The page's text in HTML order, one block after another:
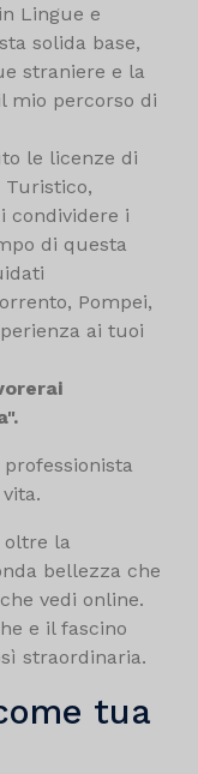
Lingue e
solida base,
straniere e la
mio percorso di
le licenze di
Turistico,
condividere i
di questa
Pompei,
ai tuoi
oltre la
bellezza che
vedi online.
e il fascino
straordinaria.
tua